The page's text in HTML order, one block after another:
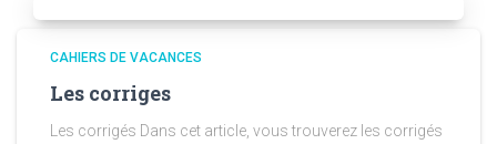
CAHIERS DE VACANCES
Les corriges
Les corrigés Dans cet article, vous trouverez les corrigés